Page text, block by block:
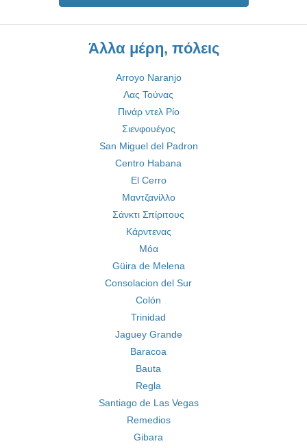
Άλλα μέρη, πόλεις
Arroyo Naranjo
Λας Τούνας
Πινάρ ντελ Ρίο
Σιενφουέγος
San Miguel del Padron
Centro Habana
El Cerro
Μαντζανίλλο
Σάνκτι Σπίριτους
Κάρντενας
Μόα
Güira de Melena
Consolacion del Sur
Colón
Trinidad
Jaguey Grande
Baracoa
Bauta
Regla
Santiago de Las Vegas
Remedios
Gibara